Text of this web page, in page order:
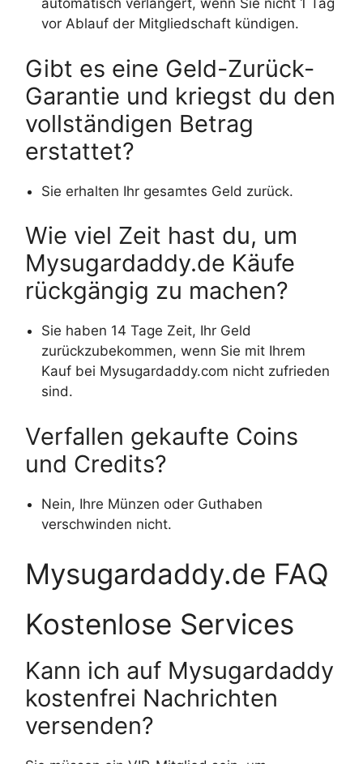
automatisch verlängert, wenn Sie nicht 1 Tag
vor Ablauf der Mitgliedschaft kündigen.
Gibt es eine Geld-Zurück-
Garantie und kriegst du den
vollständigen Betrag
erstattet?
Sie erhalten Ihr gesamtes Geld zurück.
Wie viel Zeit hast du, um
Mysugardaddy.de Käufe
rückgängig zu machen?
Sie haben 14 Tage Zeit, Ihr Geld
zurückzubekommen, wenn Sie mit Ihrem
Kauf bei Mysugardaddy.com nicht zufrieden
sind.
Verfallen gekaufte Coins
und Credits?
Nein, Ihre Münzen oder Guthaben
verschwinden nicht.
Mysugardaddy.de FAQ
Kostenlose Services
Kann ich auf Mysugardaddy
kostenfrei Nachrichten
versenden?